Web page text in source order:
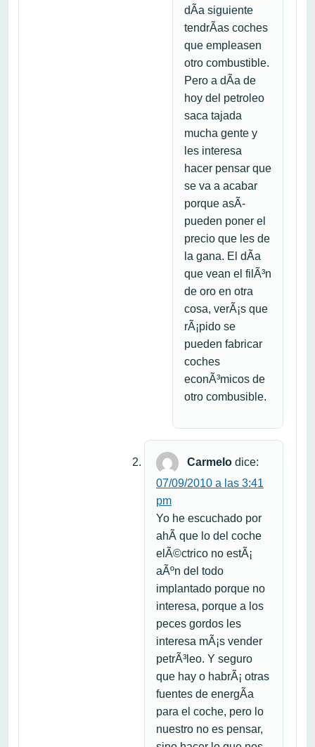
dÃ­a siguiente
tendrÃ­as coches
que empleasen
otro combustible.
Pero a dÃ­a de
hoy del petroleo
saca tajada
mucha gente y
les interesa
hacer pensar que
se va a acabar
porque asÃ­
pueden poner el
precio que les de
la gana. El dÃ­a
que vean el filÃ³n
de oro en otra
cosa, verÃ¡s que
rÃ¡pido se
pueden fabricar
coches
econÃ³micos de
otro combusible.
Carmelo dice:
07/09/2010 a las 3:41
pm
Yo he escuchado por
ahÃ­ que lo del coche
elÃ©ctrico no estÃ¡
aÃºn del todo
implantado porque no
interesa, porque a los
peces gordos les
interesa mÃ¡s vender
petrÃ³leo. Y seguro
que hay o habrÃ¡ otras
fuentes de energÃ­a
para el coche, pero lo
nuestro no es pensar,